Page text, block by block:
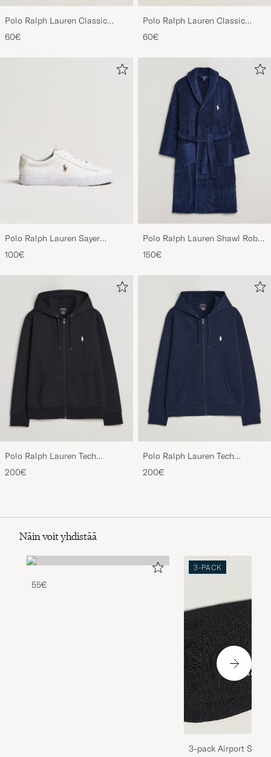
Polo Ralph Lauren Classic
Sports Cap Black
60€
Polo Ralph Lauren Classic
Sports Cap Relay Blue
60€
Polo Ralph Lauren Sayer
Canvas Sneakers White
100€
Polo Ralph Lauren Shawl Robe
Navy
150€
Polo Ralph Lauren Tech
Performance Full Zip Black
200€
Polo Ralph Lauren Tech
Performance Full Zip Navy
200€
Näin voit yhdistää
55€
3-PACK
3-pack Airport